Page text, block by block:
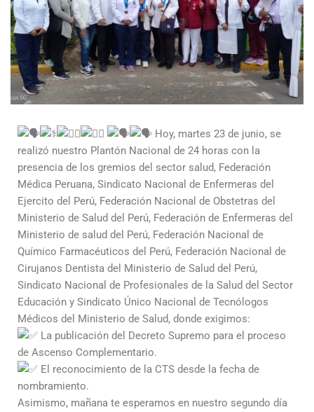
Hoy, martes 23 de junio, se
realizó nuestro Plantón Nacional de 24 horas con la
presencia de los gremios del sector salud, Federación
Médica Peruana, Sindicato Nacional de Enfermeras del
Ejercito del Perú, Federación Nacional de Obstetras del
Ministerio de Salud del Perú, Federación de Enfermeras del
Ministerio de salud del Perú, Federación Nacional de
Químico Farmacéuticos del Perú, Federación Nacional de
Cirujanos Dentista del Ministerio de Salud del Perú,
Sindicato Nacional de Profesionales de la Salud del Sector
Educación y Sindicato Único Nacional de Tecnólogos
Médicos del Ministerio de Salud, donde exigimos:
La publicación del Decreto Supremo para el proceso
de Ascenso Complementario.
El reconocimiento de la CTS desde la fecha de
nombramiento.
Asimismo, mañana te esperamos en nuestro segundo día